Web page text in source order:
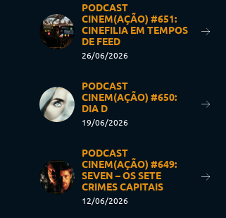
PODCAST
CINEM(AÇÃO) #651:
CINEFILIA EM TEMPOS
DE FEED
26/06/2026
PODCAST
CINEM(AÇÃO) #650:
DIA D
19/06/2026
PODCAST
CINEM(AÇÃO) #649:
SEVEN – OS SETE
CRIMES CAPITAIS
12/06/2026